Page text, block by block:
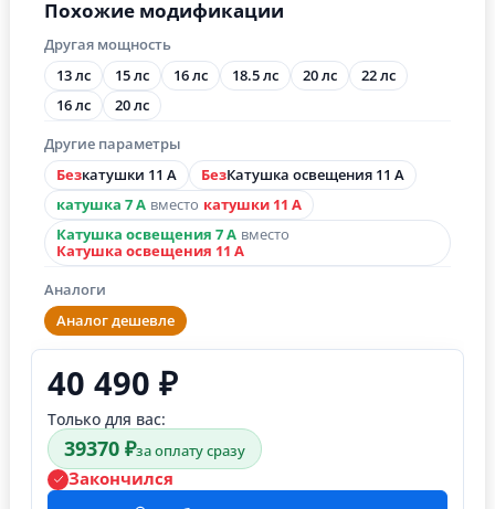
Похожие модификации
Другая мощность
13 лс 15 лс 16 лс 18.5 лс 20 лс
22 лс
16 лс
20 лс
Другие параметры
Безкатушки 11 А БезКатушка освещения 11 А
катушка 7 А вместо катушки 11 А
Катушка освещения 7 А вместо
Катушка освещения 11 А
Аналоги
Аналог дешевле
40 490 ₽
Только для вас:
39370 ₽за оплату сразу
Закончился